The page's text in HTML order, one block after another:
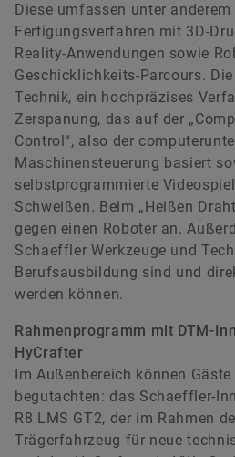
Diese umfassen unter
Fertigungsverfahren mit 3D-
Reality-Anwendungen sowie
Geschicklichkeits-Parcours.
Technik, ein hochpräzises
Zerspanung, das auf der
Control“, also der
Maschinensteuerung basiert
selbstprogrammierte
Schweißen. Beim „Heißen
gegen einen Roboter an.
Schaeffler Werkzeuge und
Berufsausbildung sind und
werden können.
Rahmenprogramm mit DTM-
HyCrafter
Im Außenbereich können
begutachten: das Schaeffler-
R8 LMS GT2, der im Rahmen
Trägerfahrzeug für neue